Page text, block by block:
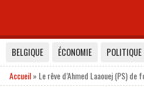
BELGIQUE ÉCONOMIE POLITIQUE
Accueil» Le rêve d’Ahmed Laaouej (PS)